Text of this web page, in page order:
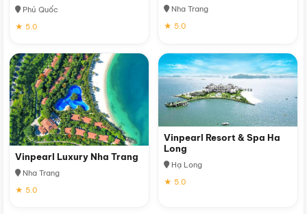
Phú Quốc
★ 5.0
Nha Trang
★ 5.0
Vinpearl Luxury Nha Trang
Nha Trang
★ 5.0
Vinpearl Resort & Spa Ha
Long
Hạ Long
★ 5.0